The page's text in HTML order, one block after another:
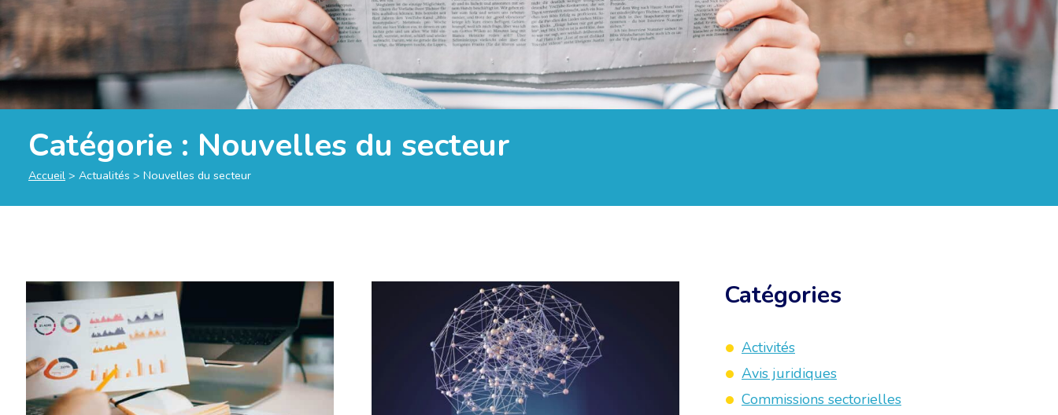
Catégorie : Nouvelles du secteur
Accueil > Actualités > Nouvelles du secteur
Catégories
Activités
Avis juridiques
Commissions sectorielles